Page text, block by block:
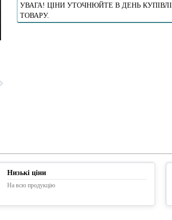
УВАГА! ЦІНИ УТОЧНЮЙТЕ В ДЕНЬ КУПІВЛІ
ТОВАРУ.
Низькі ціни
На всю продукцію